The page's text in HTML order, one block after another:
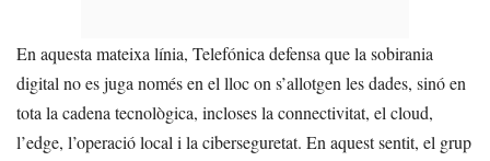
En aquesta mateixa línia, Telefónica defensa que la sobirania
digital no es juga només en el lloc on s’allotgen les dades, sinó en
tota la cadena tecnològica, incloses la connectivitat, el cloud,
l’edge, l’operació local i la ciberseguretat. En aquest sentit, el grup